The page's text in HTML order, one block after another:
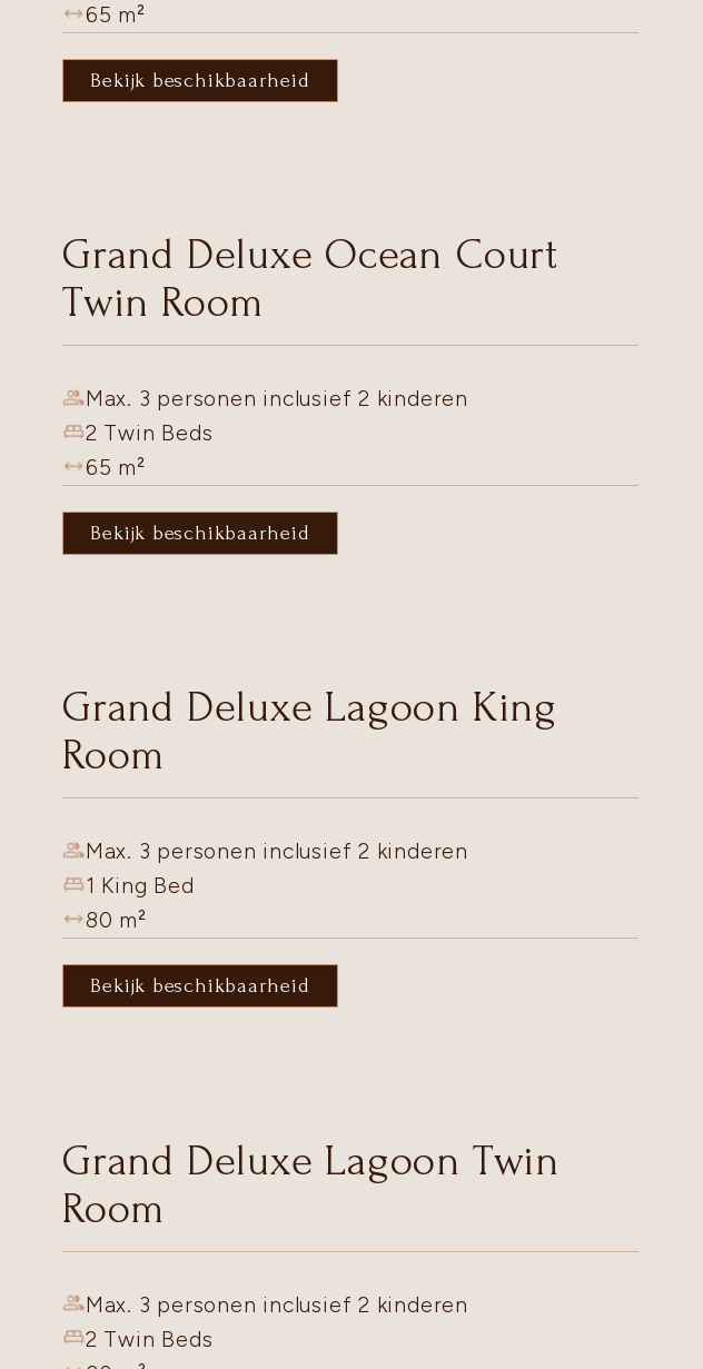
65 m²
Bekijk beschikbaarheid
Grand Deluxe Ocean Court
Twin Room
Max. 3 personen inclusief 2 kinderen
2 Twin Beds
65 m²
Bekijk beschikbaarheid
Grand Deluxe Lagoon King
Room
Max. 3 personen inclusief 2 kinderen
1 King Bed
80 m²
Bekijk beschikbaarheid
Grand Deluxe Lagoon Twin
Room
Max. 3 personen inclusief 2 kinderen
2 Twin Beds